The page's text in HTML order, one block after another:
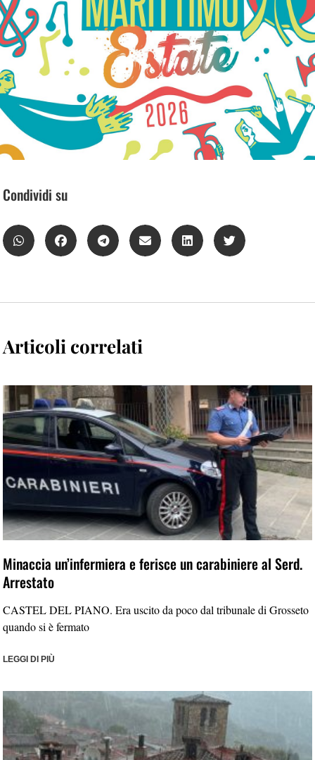
Condividi su
Articoli correlati
Minaccia un’infermiera e ferisce un carabiniere al Serd.
Arrestato
CASTEL DEL PIANO. Era uscito da poco dal tribunale di Grosseto
quando si è fermato
LEGGI DI PIÙ